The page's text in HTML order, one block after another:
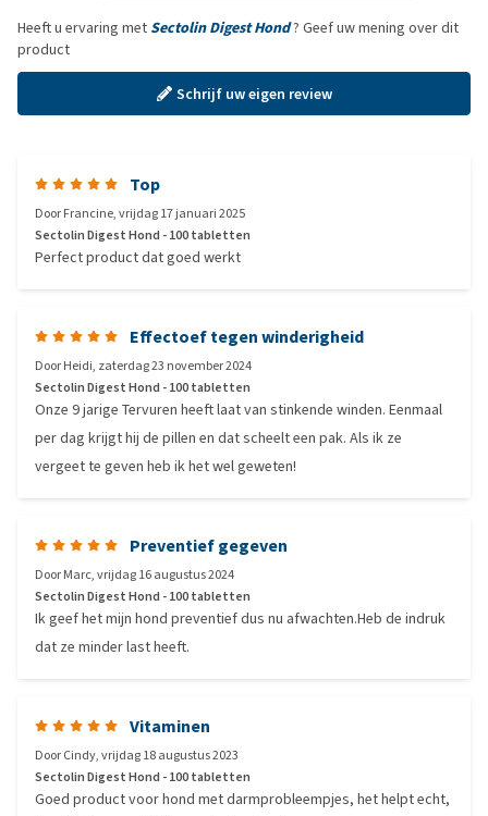
Heeft u ervaring met Sectolin Digest Hond? Geef uw mening over dit
product
Schrijf uw eigen review
Top
DoorFrancine,vrijdag 17 januari 2025
Sectolin Digest Hond - 100 tabletten
Perfect product dat goed werkt
Effectoef tegen winderigheid
DoorHeidi, zaterdag 23 november 2024
Sectolin Digest Hond - 100 tabletten
Onze 9 jarige Tervuren heeft laat van stinkende winden. Eenmaal
per dag krijgt hij de pillen en dat scheelt een pak. Als ik ze
vergeet te geven heb ik het wel geweten!
Preventief gegeven
DoorMarc,vrijdag 16 augustus 2024
Sectolin Digest Hond - 100 tabletten
Ik geef het mijn hond preventief dus nu afwachten.Heb de indruk
dat ze minder last heeft.
Vitaminen
DoorCindy,vrijdag 18 augustus 2023
Sectolin Digest Hond - 100 tabletten
Goed product voor hond met darmprobleempjes, het helpt echt,